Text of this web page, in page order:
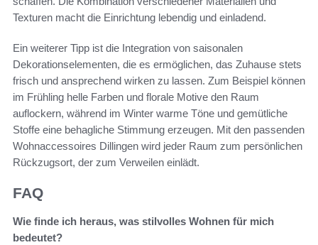
Texturen macht die Einrichtung lebendig und einladend.
Ein weiterer Tipp ist die Integration von saisonalen
Dekorationselementen, die es ermöglichen, das Zuhause stets
frisch und ansprechend wirken zu lassen. Zum Beispiel können
im Frühling helle Farben und florale Motive den Raum
auflockern, während im Winter warme Töne und gemütliche
Stoffe eine behagliche Stimmung erzeugen. Mit den passenden
Wohnaccessoires Dillingen wird jeder Raum zum persönlichen
Rückzugsort, der zum Verweilen einlädt.
FAQ
Wie finde ich heraus, was stilvolles Wohnen für mich
bedeutet?